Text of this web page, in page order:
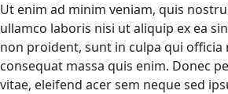
Ut enim ad minim veniam, quis
ullamco laboris nisi ut aliquip ex ea
non proident, sunt in culpa qui
consequat massa quis enim. Donec
vitae, eleifend acer sem neque sed